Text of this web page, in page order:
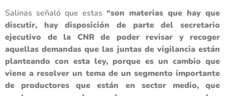
Salinas señaló que estas “son materias que hay que
discutir, hay disposición de parte del secretario
ejecutivo de la CNR de poder revisar y recoger
aquellas demandas que las juntas de vigilancia están
planteando con esta ley, porque es un cambio que
viene a resolver un tema de un segmento importante
de productores que están en sector medio, que